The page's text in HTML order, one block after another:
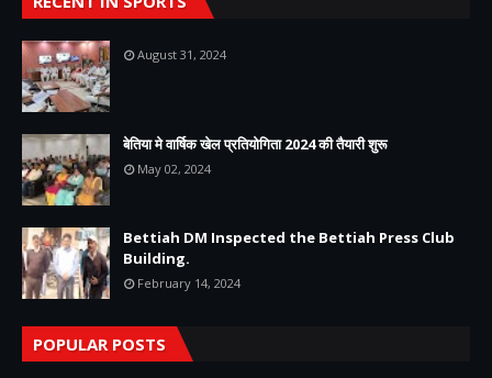
August 31, 2024
बेतिया मे वार्षिक खेल प्रतियोगिता 2024 की तैयारी शुरू
May 02, 2024
Bettiah DM Inspected the Bettiah Press Club
Building.
February 14, 2024
POPULAR POSTS